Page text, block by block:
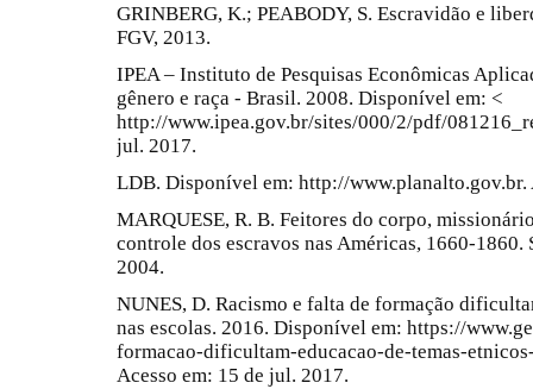
GRINBERG, K.; PEABODY, S. Escravidão e
FGV, 2013.
IPEA – Instituto de Pesquisas Econômicas
gênero e raça - Brasil. 2008. Disponível em: <
http://www.ipea.gov.br/sites/000/2/pdf/
jul. 2017.
LDB. Disponível em: http://www.planalto.gov.br.
MARQUESE, R. B. Feitores do corpo,
controle dos escravos nas Américas, 1660-1860.
2004.
NUNES, D. Racismo e falta de formação
nas escolas. 2016. Disponível em: https://
formacao-dificultam-educacao-de-temas-
Acesso em: 15 de jul. 2017.